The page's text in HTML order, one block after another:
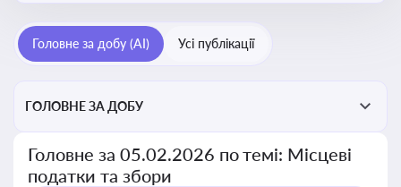
Головне за добу (AI) Усі публікації
ГОЛОВНЕ ЗА ДОБУ
Головне за 05.02.2026 по темі: Місцеві
податки та збори